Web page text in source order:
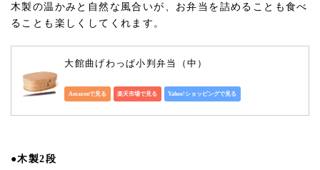
木製の温かみと自然な風合いが、お弁当を詰めることも食べ
ることも楽しくしてくれます。
大館曲げわっぱ小判弁当（中）
Amazonで見る 楽天市場で見る Yahoo!ショッピングで見る
●木製2段